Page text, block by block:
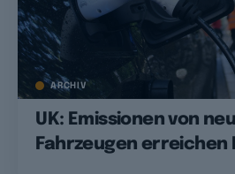
ARCHIV
UK: Emissionen von
Fahrzeugen erreichen